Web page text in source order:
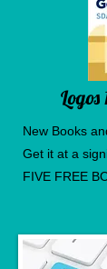
New Books
Get it at a
FIVE FREE